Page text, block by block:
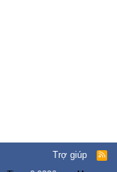
Trợ giúp
R